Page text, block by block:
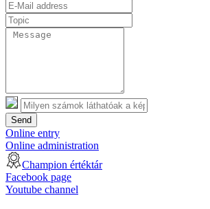
Send
Online entry
Online administration
Champion értéktár
Facebook page
Youtube channel